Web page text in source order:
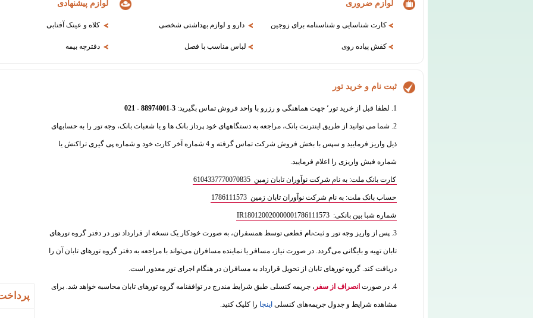
لوازم ضروری
کارت شناسایی و شناسنامه برای زوجین دارو و لوازم بهداشتی شخصی
کفش پیاده روی لباس مناسب با فصل
لوازم پیشنهادی
کلاه و عینک آفتابی
دفترچه بیمه
ثبت نام و خرید تور
1. لطفا قبل از خرید تور٬ جهت هماهنگی و رزرو با واحد فروش تماس بگیرید: 3-88974001 - 021
2. شما می توانید از طریق اینترنت بانک، مراجعه به دستگاههای خود پرداز بانک ها و یا شعبات بانک، وجه تور را به حسابهای
ذیل واریز فرمایید و سپس با بخش فروش شرکت تماس گرفته و 4 شماره آخر کارت خود و شماره پی گیری تراکنش یا
شماره فیش واریزی را اعلام فرمایید.
کارت بانک ملت: به نام شرکت نوآوران تابان زمین 6104337770070835
حساب بانک ملت: به نام شرکت نوآوران تابان زمین 1786111573
شماره شبا بین بانکی: IR180120020000001786111573
3. پس از واریز وجه تور و ثبت‌نام قطعی توسط همسفران، به‌ صورت خودکار یک نسخه از قرارداد تور در دفتر گروه تورهای
تابان تهیه و بایگانی می‌گردد. در صورت نیاز، مسافر یا نماینده مسافران می‌تواند با مراجعه به دفتر گروه تورهای تابان آن را
دریافت کند. گروه تورهای تابان از تحویل قرارداد به مسافران در هنگام اجرای تور معذور است.
4. در صورت انصراف از سفر ، جریمه کنسلی طبق شرایط مندرج در توافقنامه گروه تورهای تابان محاسبه خواهد شد. برای
مشاهده شرایط و جدول جریمه‌های کنسلی اینجا را کلیک کنید.